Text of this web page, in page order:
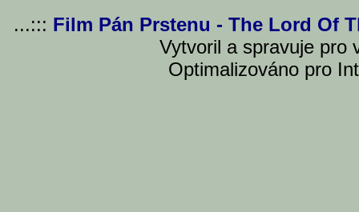
...::: Film Pán Prstenu - The Lord Of
Vytvoril a spravuje pro
Optimalizováno pro